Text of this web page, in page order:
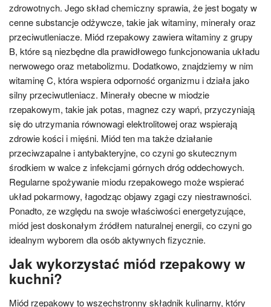
zdrowotnych. Jego skład chemiczny sprawia, że jest bogaty w
cenne substancje odżywcze, takie jak witaminy, minerały oraz
przeciwutleniacze. Miód rzepakowy zawiera witaminy z grupy
B, które są niezbędne dla prawidłowego funkcjonowania układu
nerwowego oraz metabolizmu. Dodatkowo, znajdziemy w nim
witaminę C, która wspiera odporność organizmu i działa jako
silny przeciwutleniacz. Minerały obecne w miodzie
rzepakowym, takie jak potas, magnez czy wapń, przyczyniają
się do utrzymania równowagi elektrolitowej oraz wspierają
zdrowie kości i mięśni. Miód ten ma także działanie
przeciwzapalne i antybakteryjne, co czyni go skutecznym
środkiem w walce z infekcjami górnych dróg oddechowych.
Regularne spożywanie miodu rzepakowego może wspierać
układ pokarmowy, łagodząc objawy zgagi czy niestrawności.
Ponadto, ze względu na swoje właściwości energetyzujące,
miód jest doskonałym źródłem naturalnej energii, co czyni go
idealnym wyborem dla osób aktywnych fizycznie.
Jak wykorzystać miód rzepakowy w
kuchni?
Miód rzepakowy to wszechstronny składnik kulinarny, który